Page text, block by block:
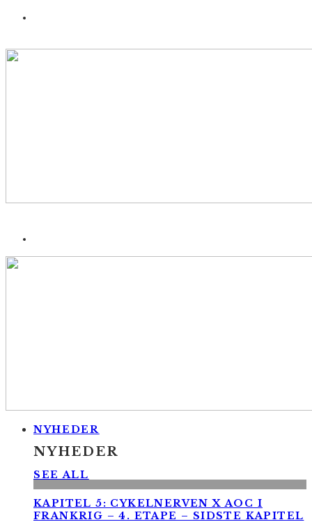
NYHEDER
NYHEDER
SEE ALL
KAPITEL 5: CYKELNERVEN X AOC I
FRANKRIG – 4. ETAPE – SIDSTE KAPITEL